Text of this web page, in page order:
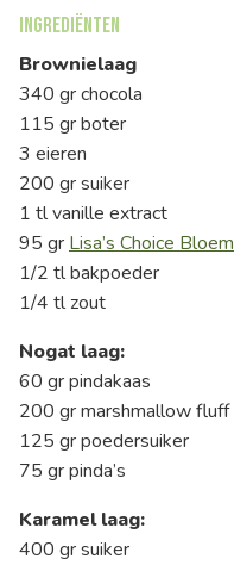
Ingrediënten
Brownielaag
340 gr chocola
115 gr boter
3 eieren
200 gr suiker
1 tl vanille extract
95 gr Lisa’s Choice Bloem
1/2 tl bakpoeder
1/4 tl zout
Nogat laag:
60 gr pindakaas
200 gr marshmallow fluff
125 gr poedersuiker
75 gr pinda’s
Karamel laag:
400 gr suiker